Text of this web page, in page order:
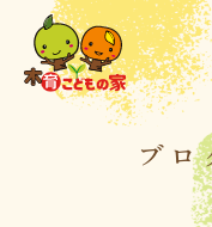
ブ